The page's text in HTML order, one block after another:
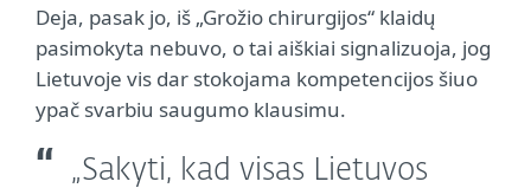
Deja, pasak jo, iš „Grožio chirurgijos“ klaidų
pasimokyta nebuvo, o tai aiškiai signalizuoja, jog
Lietuvoje vis dar stokojama kompetencijos šiuo
ypač svarbiu saugumo klausimu.
„Sakyti, kad visas Lietuvos